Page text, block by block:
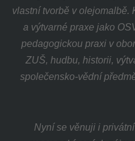
vlastní tvorbě v olejomalbě.
a výtvarné praxe jako
pedagogickou praxi v
ZUŠ, hudbu, historii,
společensko-vědní
Nyní se věnuji i